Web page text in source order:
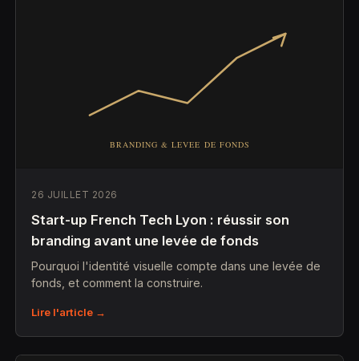
26 JUILLET 2026
Start-up French Tech Lyon : réussir son
branding avant une levée de fonds
Pourquoi l'identité visuelle compte dans une levée de
fonds, et comment la construire.
Lire l'article →